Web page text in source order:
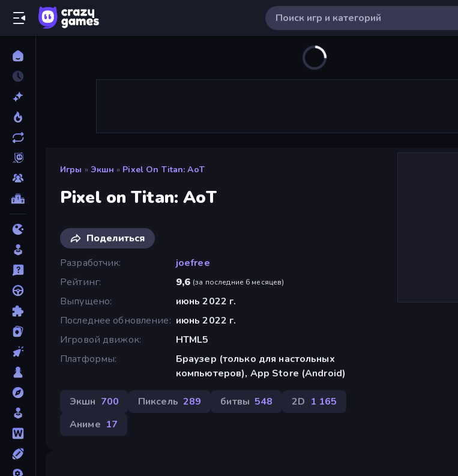
Игры » Экшн » Pixel On Titan: AoT
Pixel on Titan: AoT
Поделиться
Разработчик
joefree
Рейтинг
9,6 (за последние 6 месяцев)
Выпущено
июнь 2022 г.
Последнее обновление
июнь 2022 г.
Игровой движок
HTML5
Платформы
Браузер (только для настольных
компьютеров), App Store (Android)
Экшн 700 Пиксель 289 битвы 548 2D 1 165
Аниме 17